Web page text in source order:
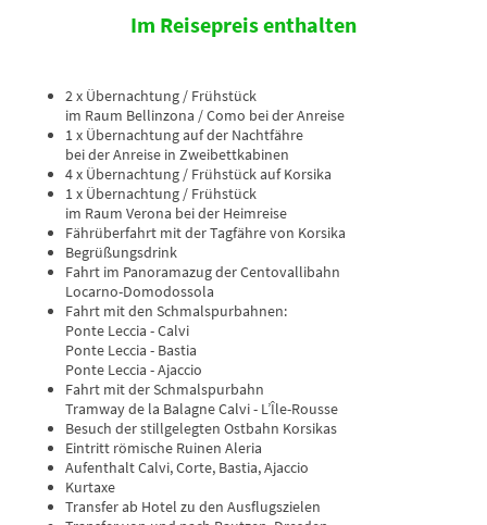
Im Reisepreis enthalten
2 x Übernachtung / Frühstück
im Raum Bellinzona / Como bei der Anreise
1 x Übernachtung auf der Nachtfähre
bei der Anreise in Zweibettkabinen
4 x Übernachtung / Frühstück auf Korsika
1 x Übernachtung / Frühstück
im Raum Verona bei der Heimreise
Fährüberfahrt mit der Tagfähre von Korsika
Begrüßungsdrink
Fahrt im Panoramazug der Centovallibahn
Locarno-Domodossola
Fahrt mit den Schmalspurbahnen:
Ponte Leccia - Calvi
Ponte Leccia - Bastia
Ponte Leccia - Ajaccio
Fahrt mit der Schmalspurbahn
Tramway de la Balagne Calvi - L’Île-Rousse
Besuch der stillgelegten Ostbahn Korsikas
Eintritt römische Ruinen Aleria
Aufenthalt Calvi, Corte, Bastia, Ajaccio
Kurtaxe
Transfer ab Hotel zu den Ausflugszielen